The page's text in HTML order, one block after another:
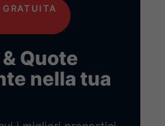
GRATUITA
Quote
nella tua